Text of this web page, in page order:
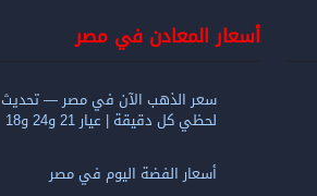
أسعار المعادن في مصر
سعر الذهب الآن في مصر — تحديث
لحظي كل دقيقة | عيار 21 و24 و18
أسعار الفضة اليوم في مصر